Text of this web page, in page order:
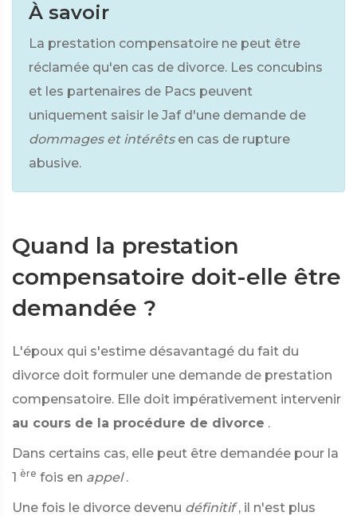
À savoir
La prestation compensatoire ne peut être
réclamée qu'en cas de divorce. Les concubins
et les partenaires de Pacs peuvent
uniquement saisir le Jaf d'une demande de
dommages et intérêts en cas de rupture
abusive.
Quand la prestation
compensatoire doit-elle être
demandée ?
L'époux qui s'estime désavantagé du fait du
divorce doit formuler une demande de prestation
compensatoire. Elle doit impérativement intervenir
au cours de la procédure de divorce .
Dans certains cas, elle peut être demandée pour la
1 ère fois en appel .
Une fois le divorce devenu définitif , il n'est plus